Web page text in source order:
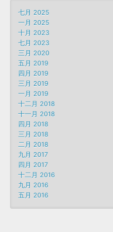
七月 2025
一月 2025
十月 2023
七月 2023
三月 2020
五月 2019
四月 2019
三月 2019
一月 2019
十二月 2018
十一月 2018
四月 2018
三月 2018
二月 2018
九月 2017
四月 2017
十二月 2016
九月 2016
五月 2016